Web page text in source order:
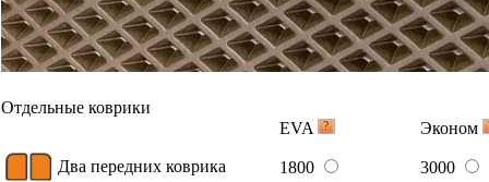
Отдельные коврики
EVA
Эконом
Два передних коврика 1800
3000